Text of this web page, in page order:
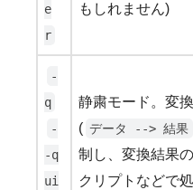
e
r
もしれません)
-
q
-
-q
ui
静粛モード。変
( データ --> 結果
制し、変換結果
クリプトなどで